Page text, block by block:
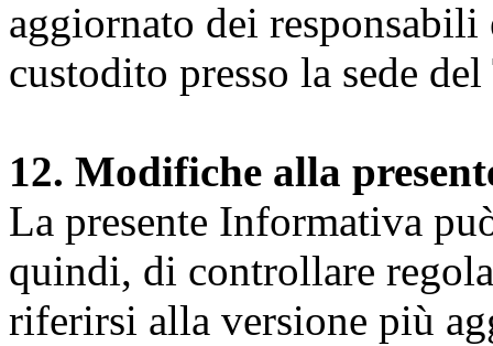
aggiornato dei
custodito presso la sede
12. Modifiche alla
La presente Informativa
quindi, di controllare
riferirsi alla versione più